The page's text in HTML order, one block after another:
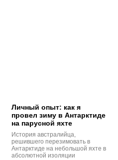
Личный опыт: как я
провел зиму в Антарктиде
на парусной яхте
История австралийца,
решившего перезимовать в
Антарктиде на небольшой яхте в
абсолютной изоляции